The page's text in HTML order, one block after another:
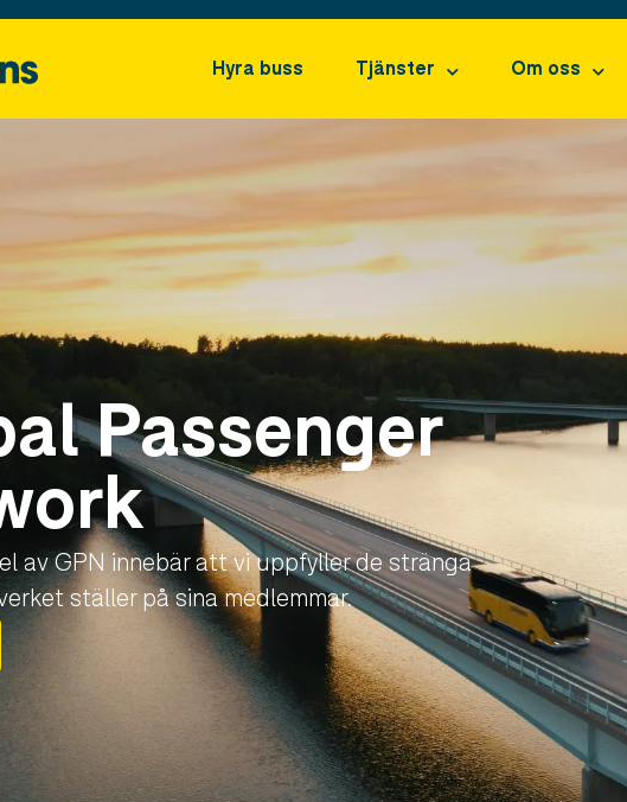
Hyra buss Tjänster Om oss
Passenger
av GPN innebär att vi uppfyller de stränga
ställer på sina medlemmar.